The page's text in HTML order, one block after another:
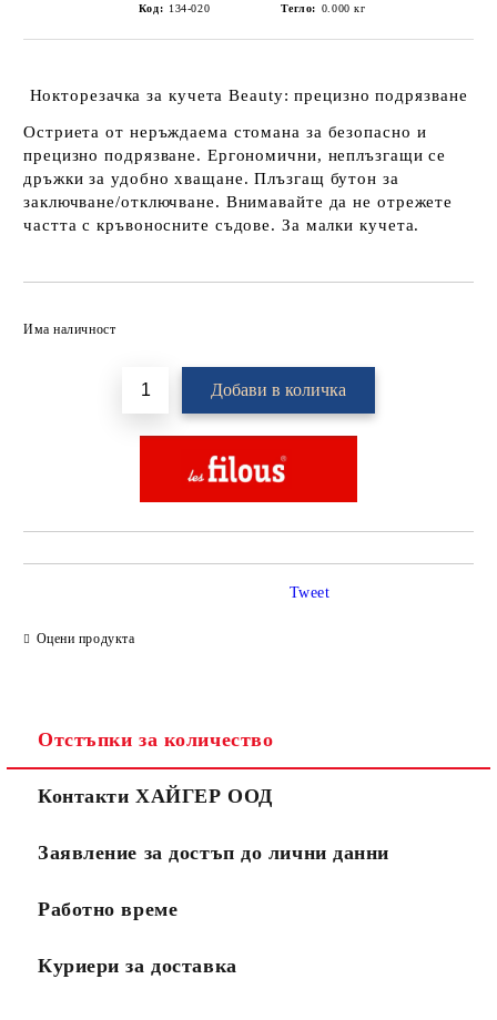
Код: 134-020 Тегло: 0.000 кг
Нокторезачка за кучета Beauty: прецизно подрязване
Остриета от неръждаема стомана за безопасно и
прецизно подрязване. Ергономични, неплъзгащи се
дръжки за удобно хващане. Плъзгащ бутон за
заключване/отключване. Внимавайте да не отрежете
частта с кръвоносните съдове. За малки кучета.
Има наличност
Оцени продукта
Tweet
Отстъпки за количество
Контакти ХАЙГЕР ООД
Заявление за достъп до лични данни
Работно време
Куриери за доставка